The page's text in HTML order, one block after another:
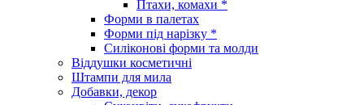
Птахи, комахи *
Форми в палетах
Форми під нарізку *
Силіконові форми та молди
Віддушки косметичні
Штампи для мила
Добавки, декор